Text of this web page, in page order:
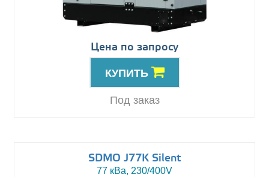
Цена по запросу
КУПИТЬ
Под заказ
SDMO J77K Silent
77 кВа, 230/400V